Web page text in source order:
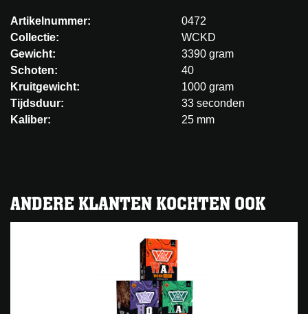
Artikelnummer:
0472
Collectie:
WCKD
Gewicht:
3390 gram
Schoten:
40
Kruitgewicht:
1000 gram
Tijdsduur:
33 seconden
Kaliber:
25 mm
ANDERE KLANTEN KOCHTEN OOK